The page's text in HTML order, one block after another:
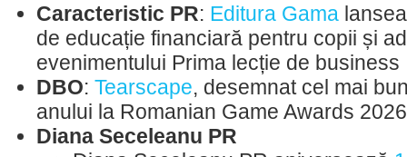
Caracteristic PR: Editura Gama
de educație financiară pentru copii și
evenimentului Prima lecție de business
DBO: Tearscape, desemnat cel mai
anului la Romanian Game Awards 2026
Diana Seceleanu PR